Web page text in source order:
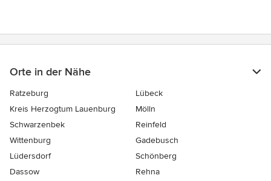
Orte in der Nähe
Ratzeburg
Lübeck
Kreis Herzogtum Lauenburg
Mölln
Schwarzenbek
Reinfeld
Wittenburg
Gadebusch
Lüdersdorf
Schönberg
Dassow
Rehna